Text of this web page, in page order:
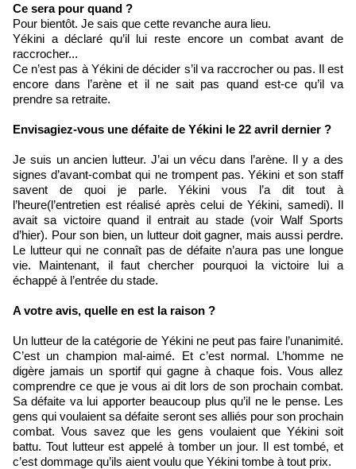
Ce sera pour quand ?
Pour bientôt. Je sais que cette revanche aura lieu.
Yékini a déclaré qu’il lui reste encore un combat avant de
raccrocher...
Ce n’est pas à Yékini de décider s’il va raccrocher ou pas. Il est
encore dans l’arène et il ne sait pas quand est-ce qu’il va
prendre sa retraite.
Envisagiez-vous une défaite de Yékini le 22 avril dernier ?
Je suis un ancien lutteur. J’ai un vécu dans l’arène. Il y a des
signes d’avant-combat qui ne trompent pas. Yékini et son staff
savent de quoi je parle. Yékini vous l’a dit tout à
l’heure(l’entretien est réalisé après celui de Yékini, samedi). Il
avait sa victoire quand il entrait au stade (voir Walf Sports
d’hier). Pour son bien, un lutteur doit gagner, mais aussi perdre.
Le lutteur qui ne connaît pas de défaite n’aura pas une longue
vie. Maintenant, il faut chercher pourquoi la victoire lui a
échappé à l’entrée du stade.
A votre avis, quelle en est la raison ?
Un lutteur de la catégorie de Yékini ne peut pas faire l’unanimité.
C’est un champion mal-aimé. Et c’est normal. L’homme ne
digère jamais un sportif qui gagne à chaque fois. Vous allez
comprendre ce que je vous ai dit lors de son prochain combat.
Sa défaite va lui apporter beaucoup plus qu’il ne le pense. Les
gens qui voulaient sa défaite seront ses alliés pour son prochain
combat. Vous savez que les gens voulaient que Yékini soit
battu. Tout lutteur est appelé à tomber un jour. Il est tombé, et
c’est dommage qu’ils aient voulu que Yékini tombe à tout prix.